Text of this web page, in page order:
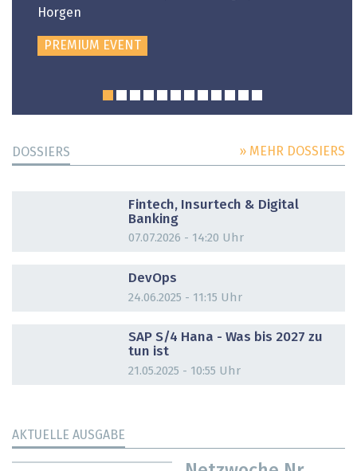
Horgen
PREMIUM EVENT
DOSSIERS » MEHR DOSSIERS
Fintech, Insurtech & Digital
Banking
07.07.2026 - 14:20 Uhr
DevOps
24.06.2025 - 11:15 Uhr
SAP S/4 Hana - Was bis 2027 zu
tun ist
21.05.2025 - 10:55 Uhr
AKTUELLE AUSGABE